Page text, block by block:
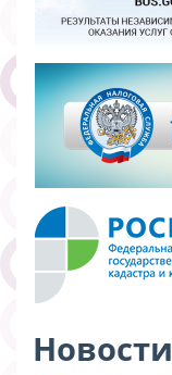
Новости